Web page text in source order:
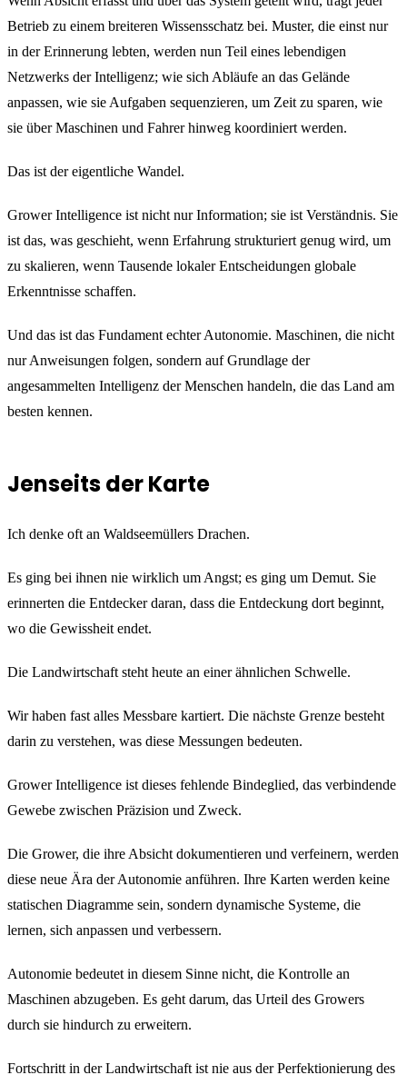
Betrieb zu einem breiteren Wissensschatz bei. Muster, die einst nur
in der Erinnerung lebten, werden nun Teil eines lebendigen
Netzwerks der Intelligenz; wie sich Abläufe an das Gelände
anpassen, wie sie Aufgaben sequenzieren, um Zeit zu sparen, wie
sie über Maschinen und Fahrer hinweg koordiniert werden.
Das ist der eigentliche Wandel.
Grower Intelligence ist nicht nur Information; sie ist Verständnis. Sie
ist das, was geschieht, wenn Erfahrung strukturiert genug wird, um
zu skalieren, wenn Tausende lokaler Entscheidungen globale
Erkenntnisse schaffen.
Und das ist das Fundament echter Autonomie. Maschinen, die nicht
nur Anweisungen folgen, sondern auf Grundlage der
angesammelten Intelligenz der Menschen handeln, die das Land am
besten kennen.
Jenseits der Karte
Ich denke oft an Waldseemüllers Drachen.
Es ging bei ihnen nie wirklich um Angst; es ging um Demut. Sie
erinnerten die Entdecker daran, dass die Entdeckung dort beginnt,
wo die Gewissheit endet.
Die Landwirtschaft steht heute an einer ähnlichen Schwelle.
Wir haben fast alles Messbare kartiert. Die nächste Grenze besteht
darin zu verstehen, was diese Messungen bedeuten.
Grower Intelligence ist dieses fehlende Bindeglied, das verbindende
Gewebe zwischen Präzision und Zweck.
Die Grower, die ihre Absicht dokumentieren und verfeinern, werden
diese neue Ära der Autonomie anführen. Ihre Karten werden keine
statischen Diagramme sein, sondern dynamische Systeme, die
lernen, sich anpassen und verbessern.
Autonomie bedeutet in diesem Sinne nicht, die Kontrolle an
Maschinen abzugeben. Es geht darum, das Urteil des Growers
durch sie hindurch zu erweitern.
Fortschritt in der Landwirtschaft ist nie aus der Perfektionierung des